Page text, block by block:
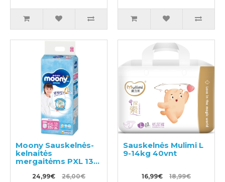
Moony Sauskelnės-
kelnaitės
mergaitėms PXL 13-
24,99€ 26,00€
Sauskelnės Mulimi L
9-14kg 40vnt
16,99€ 18,99€